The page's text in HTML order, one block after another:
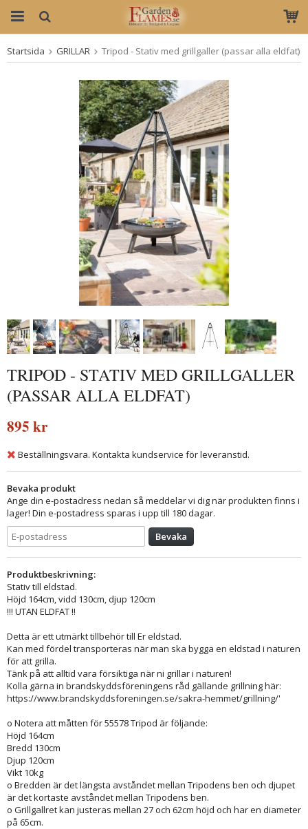
Produkten har blivit tillagd i varukorgen
Startsida GRILLAR Tripod - Stativ med grillgaller (passar alla eldfat)
TRIPOD - STATIV MED GRILLGALLER
(PASSAR ALLA ELDFAT)
895 kr
Beställningsvara. Kontakta kundservice för leveranstid.
Bevaka produkt
Ange din e-postadress nedan så meddelar vi dig när produkten finns i
lager! Din e-postadress sparas i upp till 180 dagar.
Bevaka
Produktbeskrivning:
Stativ till eldstad.
Höjd 164cm, vidd 130cm, djup 120cm
!!! UTAN ELDFAT !!
Detta är ett utmärkt tillbehör till Er eldstad.
Kan med fördel transporteras när man ska bygga en eldstad i naturen
för att grilla.
Tänk på att alltid vara försiktiga när ni grillar i naturen!
Kolla gärna in brandskyddsföreningens råd gällande grillning här:
https://www.brandskyddsforeningen.se/sakra-hemmet/grillning/'
o Notera att måtten för 55578 Tripod är följande:
Höjd 164cm
Bredd 130cm
Djup 120cm
Vikt 10kg
o Bredden är det längsta avståndet mellan Tripodens ben och djupet
är det kortaste avståndet mellan Tripodens ben.
o Grillgallret kan justeras mellan 27 och 62cm höjd och har en diameter
på 65cm.